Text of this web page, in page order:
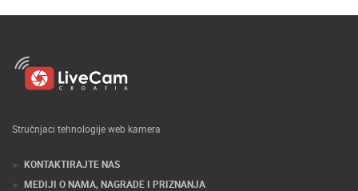
Stručnjaci tehnologije web kamera
KONTAKTIRAJTE NAS
MEDIJI O NAMA, NAGRADE I PRIZNANJA